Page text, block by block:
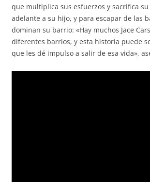
que multiplica sus esfuerzos y sacrifica
adelante a su hijo, y para escapar de las
dominan su barrio: «Hay muchos Jace
diferentes barrios, y esta historia puede
que les dé impulso a salir de esa vida»,